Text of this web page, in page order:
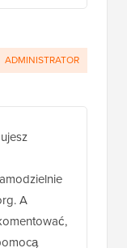
A
ADMINISTRATOR